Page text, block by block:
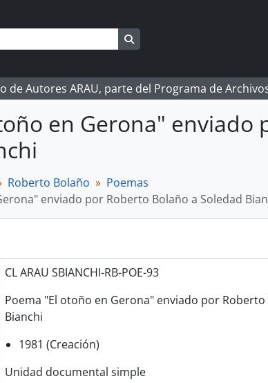
Autores ARAU, parte del Programa de
en Gerona" enviado
Roberto Bolaño
Poemas
enviado por Roberto Bolaño a Soledad
CL ARAU SBIANCHI-RB-POE-93
Poema "El otoño en Gerona" enviado por Roberto
Bianchi
1981 (Creación)
Unidad documental simple